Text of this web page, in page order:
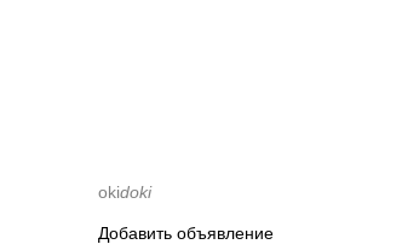
okidoki
Добавить объявление